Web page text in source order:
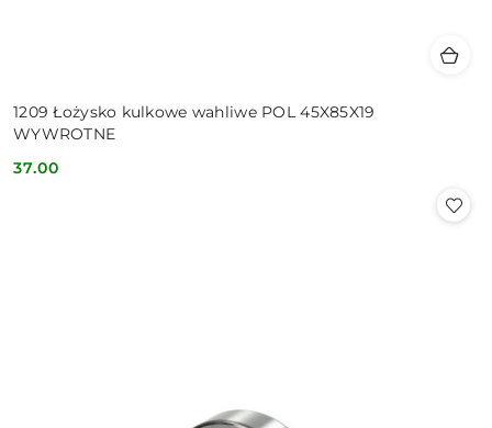
1209 Łożysko kulkowe wahliwe POL 45X85X19
WYWROTNE
Cena:
37.00